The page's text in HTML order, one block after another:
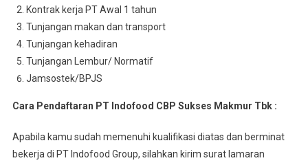
Kontrak kerja PT Awal 1 tahun
Tunjangan makan dan transport
Tunjangan kehadiran
Tunjangan Lembur/ Normatif
Jamsostek/BPJS
Cara Pendaftaran PT Indofood CBP Sukses Makmur Tbk :
Apabila kamu sudah memenuhi kualifikasi diatas dan berminat
bekerja di PT Indofood Group, silahkan kirim surat lamaran